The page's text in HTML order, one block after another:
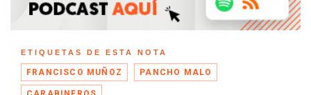
ETIQUETAS DE ESTA NOTA
FRANCISCO MUÑOZ PANCHO MALO